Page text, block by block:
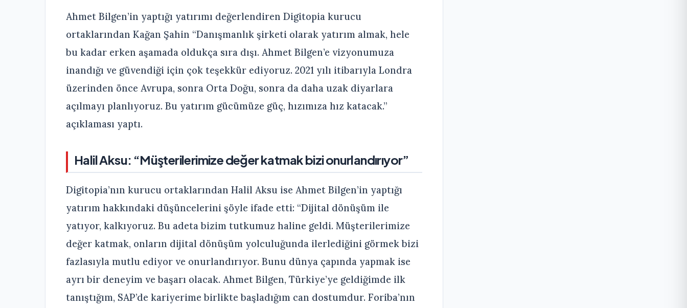
Ahmet Bilgen’in yaptığı yatırımı değerlendiren Digitopia kurucu
ortaklarından Kağan Şahin “Danışmanlık şirketi olarak yatırım almak, hele
bu kadar erken aşamada oldukça sıra dışı. Ahmet Bilgen’e vizyonumuza
inandığı ve güvendiği için çok teşekkür ediyoruz. 2021 yılı itibarıyla Londra
üzerinden önce Avrupa, sonra Orta Doğu, sonra da daha uzak diyarlara
açılmayı planlıyoruz. Bu yatırım gücümüze güç, hızımıza hız katacak.”
açıklaması yaptı.
Halil Aksu: “Müşterilerimize değer katmak bizi onurlandırıyor”
Digitopia’nın kurucu ortaklarından Halil Aksu ise Ahmet Bilgen’in yaptığı
yatırım hakkındaki düşüncelerini şöyle ifade etti: “Dijital dönüşüm ile
yatıyor, kalkıyoruz. Bu adeta bizim tutkumuz haline geldi. Müşterilerimize
değer katmak, onların dijital dönüşüm yolculuğunda ilerlediğini görmek bizi
fazlasıyla mutlu ediyor ve onurlandırıyor. Bunu dünya çapında yapmak ise
ayrı bir deneyim ve başarı olacak. Ahmet Bilgen, Türkiye’ye geldiğimde ilk
tanıştığım, SAP’de kariyerime birlikte başladığım can dostumdur. Foriba’nın